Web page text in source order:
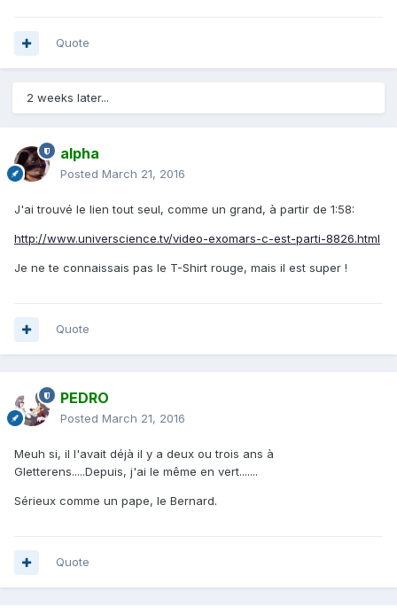
Quote
2 weeks later...
alpha
Posted March 21, 2016
J'ai trouvé le lien tout seul, comme un grand, à partir de 1:58:
http://www.universcience.tv/video-exomars-c-est-parti-8826.html
Je ne te connaissais pas le T-Shirt rouge, mais il est super !
Quote
PEDRO
Posted March 21, 2016
Meuh si, il l'avait déjà il y a deux ou trois ans à
Gletterens.....Depuis, j'ai le même en vert.......
Sérieux comme un pape, le Bernard.
Quote